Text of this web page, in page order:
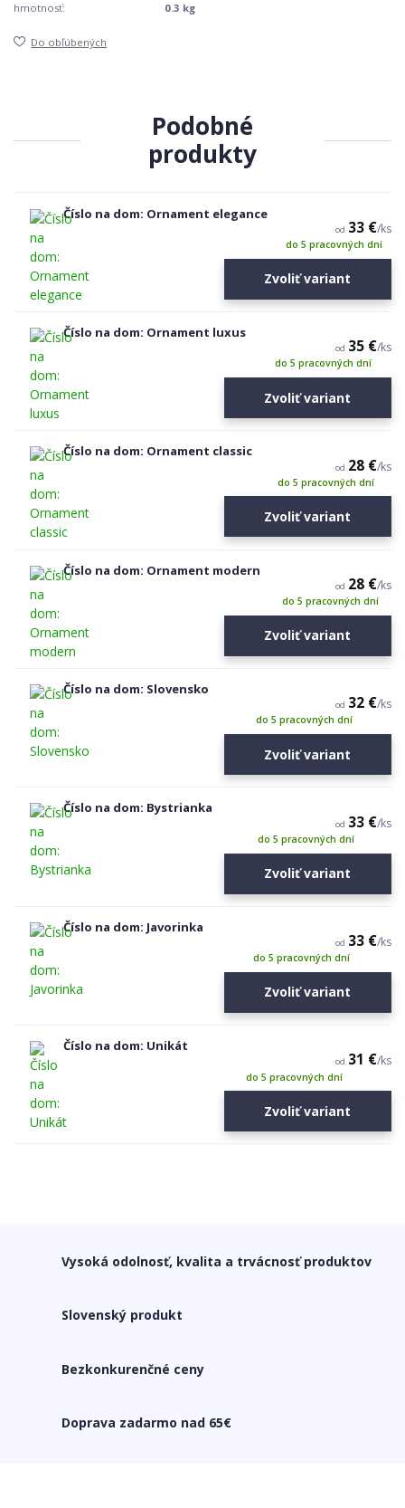
hmotnosť:
0.3 kg
Do obľúbených
Podobné
produkty
Číslo na dom: Ornament elegance
od 33 €/ks
do 5 pracovných dní
Zvoliť variant
Číslo na dom: Ornament luxus
od 35 €/ks
do 5 pracovných dní
Zvoliť variant
Číslo na dom: Ornament classic
od 28 €/ks
do 5 pracovných dní
Zvoliť variant
Číslo na dom: Ornament modern
od 28 €/ks
do 5 pracovných dní
Zvoliť variant
Číslo na dom: Slovensko
od 32 €/ks
do 5 pracovných dní
Zvoliť variant
Číslo na dom: Bystrianka
od 33 €/ks
do 5 pracovných dní
Zvoliť variant
Číslo na dom: Javorinka
od 33 €/ks
do 5 pracovných dní
Zvoliť variant
Číslo na dom: Unikát
od 31 €/ks
do 5 pracovných dní
Zvoliť variant
Vysoká odolnosť, kvalita a trvácnosť produktov
Slovenský produkt
Bezkonkurenčné ceny
Doprava zadarmo nad 65€